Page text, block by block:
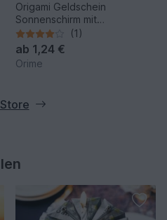
Origami Geldschein
Sonnenschirm mit
Sonnenliege (*)
(1)
ab 1,24 €
Orime